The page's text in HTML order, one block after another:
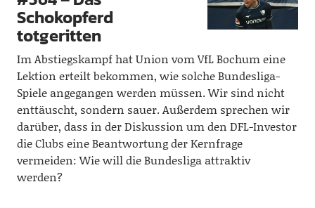
Schokopferd
totgeritten
Im Abstiegskampf hat Union vom VfL Bochum eine
Lektion erteilt bekommen, wie solche Bundesliga-
Spiele angegangen werden müssen. Wir sind nicht
enttäuscht, sondern sauer. Außerdem sprechen wir
darüber, dass in der Diskussion um den DFL-Investor
die Clubs eine Beantwortung der Kernfrage
vermeiden: Wie will die Bundesliga attraktiv
werden?